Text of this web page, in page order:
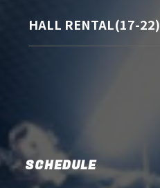
HALL RENTAL(17-22)
SCHEDULE